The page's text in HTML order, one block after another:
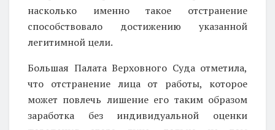
насколько именно такое отстранение
способствовало достижению указанной
легитимной цели.
Большая Палата Верховного Суда отметила,
что отстранение лица от работы, которое
может повлечь лишение его таким образом
заработка без индивидуальной оценки